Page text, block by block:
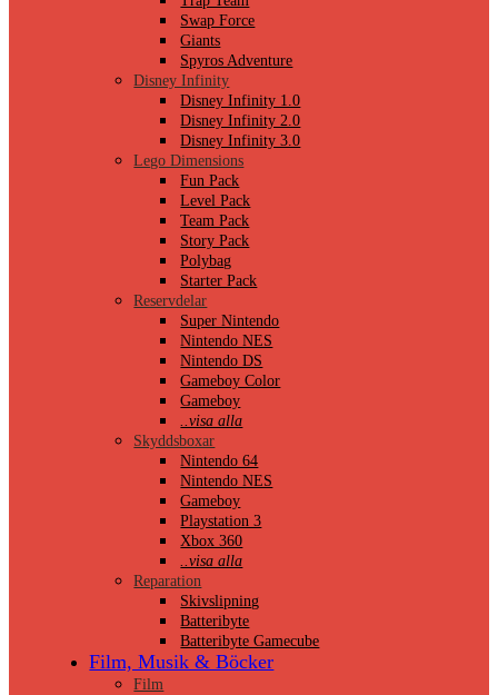
Swap Force
Giants
Spyros Adventure
Disney Infinity
Disney Infinity 1.0
Disney Infinity 2.0
Disney Infinity 3.0
Lego Dimensions
Fun Pack
Level Pack
Team Pack
Story Pack
Polybag
Starter Pack
Reservdelar
Super Nintendo
Nintendo NES
Nintendo DS
Gameboy Color
Gameboy
..visa alla
Skyddsboxar
Nintendo 64
Nintendo NES
Gameboy
Playstation 3
Xbox 360
..visa alla
Reparation
Skivslipning
Batteribyte
Batteribyte Gamecube
Film, Musik & Böcker
Film